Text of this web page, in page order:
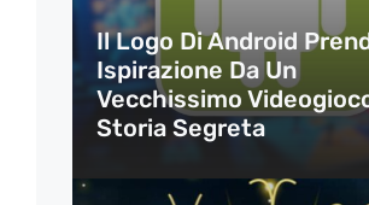
Il Logo Di Android
Ispirazione Da Un
Vecchissimo
Storia Segreta